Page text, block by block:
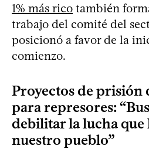
1% más rico también
trabajo del comité del
posicionó a favor de la
comienzo.
Proyectos de
para represores:
debilitar la lucha que
nuestro pueblo”